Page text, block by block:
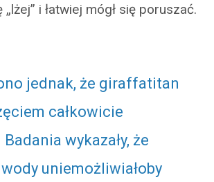
i łatwiej mógł się poruszać.
jednak, że giraffatitan
całkowicie
wykazały, że
uniemożliwiałoby